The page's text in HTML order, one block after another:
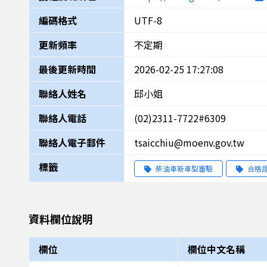
編碼格式
UTF-8
更新頻率
不定期
最後更新時間
2026-02-25 17:27:08
聯絡人姓名
邱小姐
聯絡人電話
(02)2311-7722#6309
聯絡人電子郵件
tsaicchiu@moenv.gov.tw
標籤
柴油車新車型審驗 合格
資料欄位說明
欄位
欄位中文名稱